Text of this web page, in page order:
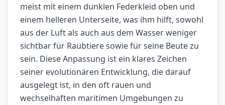
meist mit einem dunklen Federkleid oben und
einem helleren Unterseite, was ihm hilft, sowohl
aus der Luft als auch aus dem Wasser weniger
sichtbar für Raubtiere sowie für seine Beute zu
sein. Diese Anpassung ist ein klares Zeichen
seiner evolutionären Entwicklung, die darauf
ausgelegt ist, in den oft rauen und
wechselhaften maritimen Umgebungen zu